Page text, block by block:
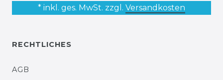
* inkl. ges. MwSt. zzgl. Versandkosten
RECHTLICHES
AGB